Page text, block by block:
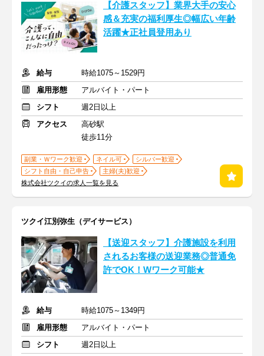
【介護スタッフ】業界大手の安心
感＆充実の福利厚生◎幅広い年齢
活躍★正社員登用あり
給与
時給1075～1529円
雇用形態
アルバイト・パート
シフト
週2日以上
アクセス
高砂駅
徒歩11分
副業・Ｗワーク歓迎 ネイル可
シルバー歓迎
シフト自由・自己申告
主婦(夫)歓迎
株式会社ツクイの求人一覧を見る
ツクイ江別弥生（デイサービス）
【送迎スタッフ】介護施設を利用
されるお客様の送迎業務◎普通免
許でOK！Wワーク可能★
給与
時給1075～1349円
雇用形態
アルバイト・パート
シフト
週2日以上